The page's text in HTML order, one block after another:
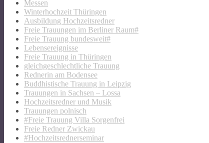
Messen
Winterhochzeit Thüringen
Ausbildung Hochzeitsredner
Freie Trauungen im Berliner Raum#
Freie Trauung bundesweit#
Lebensereignisse
Freie Trauung in Thüringen
gleichgeschlechtliche Trauung
Rednerin am Bodensee
Buddhistische Trauung in Leipzig
Trauungen in Sachsen – Lossa
Hochzeitsredner und Musik
Trauungen polnisch
#Freie Trauung Villa Sorgenfrei
Freie Redner Zwickau
#Hochzeitsrednerseminar